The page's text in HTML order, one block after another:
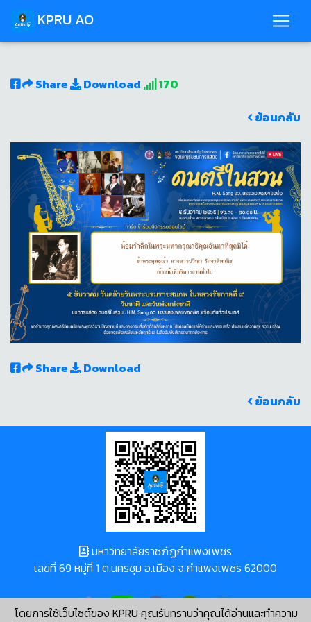
KPRU AO
Share Download
170
ย้อนกลับ
Share
Download
ย้อนกลับ
โดยการใช้เว็บไซต์ของ KPRU คุณรับทราบว่าคุณได้อ่านและทำความ
มหาวิทยาลัยราชภัฏกำแพงเพชร
เลขที่ 69 หมู่ที่ 1 ต.นครชุม อ.เมือง จ.กำแพงเพชร 62000